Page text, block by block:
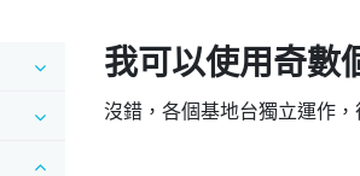
我可以使用奇數
沒錯，各個基地台獨立運作